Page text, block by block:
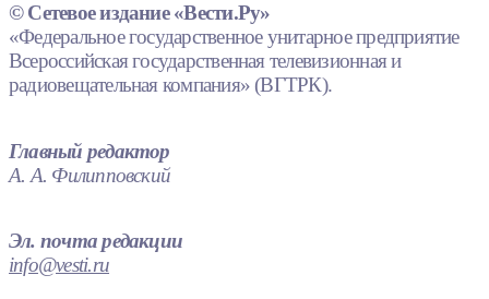
© Сетевое издание «Вести.Ру»
«Федеральное государственное унитарное предприятие
Всероссийская государственная телевизионная и
радиовещательная компания» (ВГТРК).
Главный редактор
А. А. Филипповский
Эл. почта редакции
info@vesti.ru